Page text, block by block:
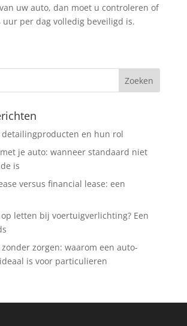
uw auto, dan moet u controleren of
uur per dag volledig beveiligd is.
detailingproducten en hun rol
je auto: wanneer standaard niet
is
versus financial lease: een
letten bij voertuigverlichting? Een
zorgen: waarom een auto-
is voor particulieren